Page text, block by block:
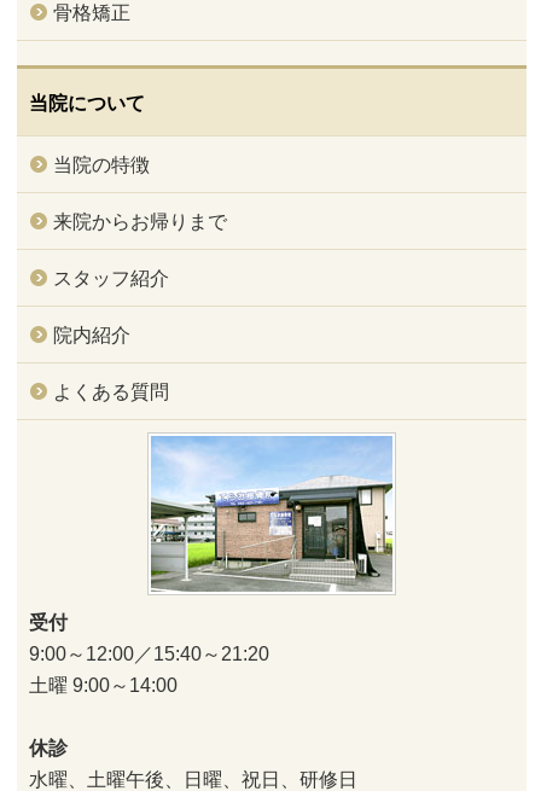
骨格矯正
当院について
当院の特徴
来院からお帰りまで
スタッフ紹介
院内紹介
よくある質問
受付
9:00～12:00／15:40～21:20
土曜 9:00～14:00
休診
水曜、土曜午後、日曜、祝日、研修日